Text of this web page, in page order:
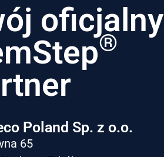
oficjalny
®
Poland Sp. z o.o.
65